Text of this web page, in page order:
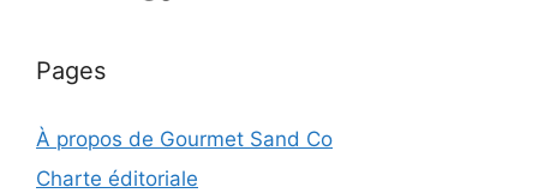
Pages
À propos de Gourmet Sand Co
Charte éditoriale